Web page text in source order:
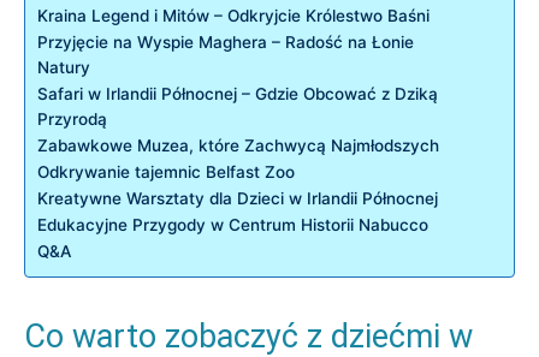
Kraina Legend i Mitów – Odkryjcie Królestwo Baśni
Przyjęcie na Wyspie Maghera – Radość na Łonie
Natury
Safari w Irlandii Północnej – Gdzie Obcować z Dziką
Przyrodą
Zabawkowe Muzea, które Zachwycą Najmłodszych
Odkrywanie tajemnic Belfast Zoo
Kreatywne Warsztaty dla Dzieci w Irlandii Północnej
Edukacyjne Przygody w Centrum Historii Nabucco
Q&A
Co warto zobaczyć z dziećmi w